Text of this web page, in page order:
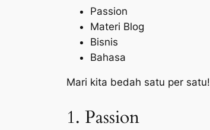
Passion
Materi Blog
Bisnis
Bahasa
Mari kita bedah satu per satu!
1. Passion